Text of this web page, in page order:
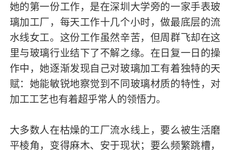
她的第一份工作，是在深圳大学旁的一家手表玻
璃加工厂，每天工作十几个小时，做最底层的流
水线女工。这份工作虽然辛苦，但周群飞却在这
里与玻璃行业结下了不解之缘。在日复一日的操
作中，她逐渐发现自己对玻璃加工有着独特的天
赋：她能敏锐地察觉到不同玻璃材质的特性，对
加工工艺也有着超乎常人的领悟力。
大多数人在枯燥的工厂流水线上，要么被生活磨
平棱角，变得麻木、安于现状；要么频繁跳槽，